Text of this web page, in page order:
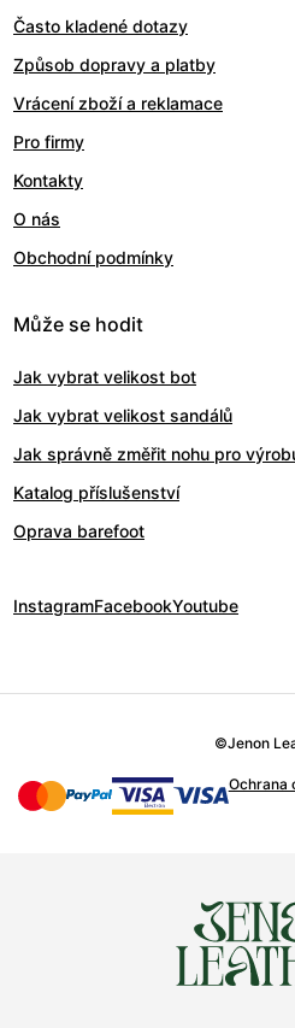
Často kladené dotazy
Způsob dopravy a platby
Vrácení zboží a reklamace
Pro firmy
Kontakty
O nás
Obchodní podmínky
Může se hodit
Jak vybrat velikost bot
Jak vybrat velikost sandálů
Jak správně změřit nohu pro
Katalog příslušenství
Oprava barefoot
InstagramFacebookYoutube
©Jenon
Ochrana